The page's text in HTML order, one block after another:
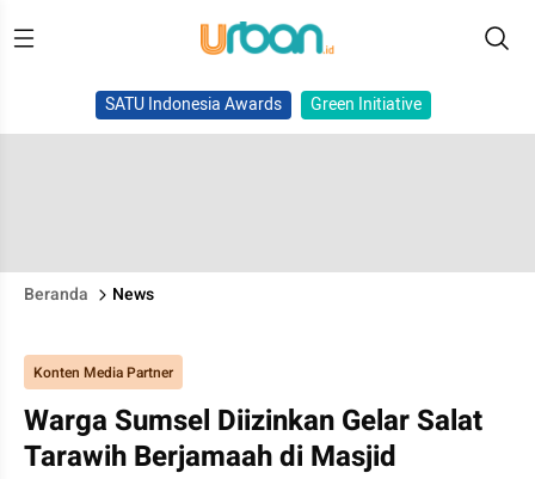
SATU Indonesia Awards Green Initiative
Beranda News
Konten Media Partner
Warga Sumsel Diizinkan Gelar Salat
Tarawih Berjamaah di Masjid